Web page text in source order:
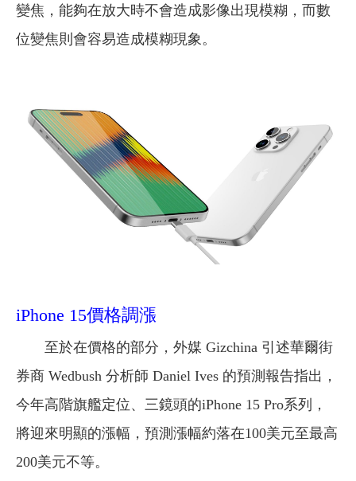
變焦，能夠在放大時不會造成影像出現模糊，而數
位變焦則會容易造成模糊現象。
iPhone 15價格調漲
至於在價格的部分，外媒 Gizchina 引述華爾街
券商 Wedbush 分析師 Daniel Ives 的預測報告指出，
今年高階旗艦定位、三鏡頭的iPhone 15 Pro系列，
將迎來明顯的漲幅，預測漲幅約落在100美元至最高
200美元不等。